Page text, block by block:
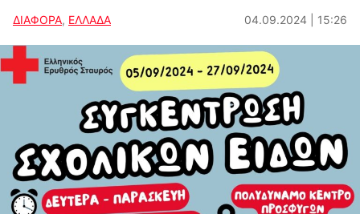
ΔΙΑΦΟΡΑ, ΕΛΛΑΔΑ 04.09.2024 | 15:26